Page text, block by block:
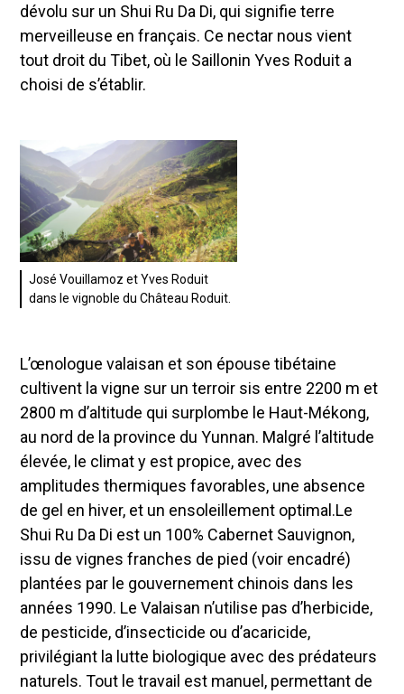
dévolu sur un Shui Ru Da Di, qui signifie terre
merveilleuse en français. Ce nectar nous vient
tout droit du Tibet, où le Saillonin Yves Roduit a
choisi de s’établir.
José Vouillamoz et Yves Roduit
dans le vignoble du Château Roduit.
L’œnologue valaisan et son épouse tibétaine
cultivent la vigne sur un terroir sis entre 2200 m et
2800 m d’altitude qui surplombe le Haut-Mékong,
au nord de la province du Yunnan. Malgré l’altitude
élevée, le climat y est propice, avec des
amplitudes thermiques favorables, une absence
de gel en hiver, et un ensoleillement optimal.Le
Shui Ru Da Di est un 100% Cabernet Sauvignon,
issu de vignes franches de pied (voir encadré)
plantées par le gouvernement chinois dans les
années 1990. Le Valaisan n’utilise pas d’herbicide,
de pesticide, d’insecticide ou d’acaricide,
privilégiant la lutte biologique avec des prédateurs
naturels. Tout le travail est manuel, permettant de